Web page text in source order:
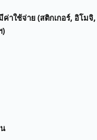
าใช้จ่าย (สติกเกอร์, อิโมจิ,
)